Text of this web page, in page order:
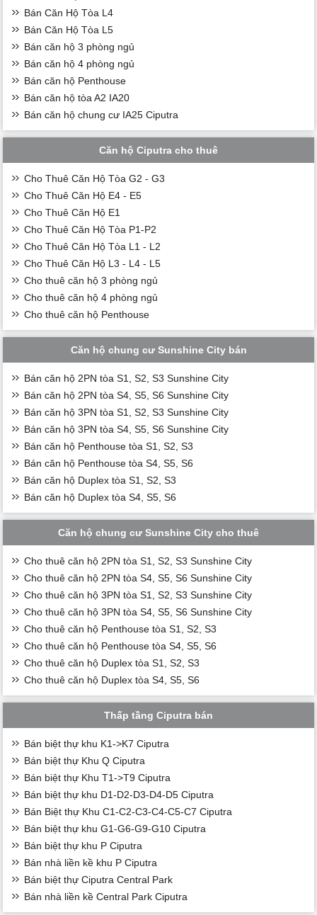
Bán Căn Hộ Tòa L4
Bán Căn Hộ Tòa L5
Bán căn hộ 3 phòng ngủ
Bán căn hộ 4 phòng ngủ
Bán căn hộ Penthouse
Bán căn hộ tòa A2 IA20
Bán căn hộ chung cư IA25 Ciputra
Căn hộ Ciputra cho thuê
Cho Thuê Căn Hộ Tòa G2 - G3
Cho Thuê Căn Hộ E4 - E5
Cho Thuê Căn Hộ E1
Cho Thuê Căn Hộ Tòa P1-P2
Cho Thuê Căn Hộ Tòa L1 - L2
Cho Thuê Căn Hộ L3 - L4 - L5
Cho thuê căn hộ 3 phòng ngủ
Cho thuê căn hộ 4 phòng ngủ
Cho thuê căn hộ Penthouse
Căn hộ chung cư Sunshine City bán
Bán căn hộ 2PN tòa S1, S2, S3 Sunshine City
Bán căn hộ 2PN tòa S4, S5, S6 Sunshine City
Bán căn hộ 3PN tòa S1, S2, S3 Sunshine City
Bán căn hộ 3PN tòa S4, S5, S6 Sunshine City
Bán căn hộ Penthouse tòa S1, S2, S3
Bán căn hộ Penthouse tòa S4, S5, S6
Bán căn hộ Duplex tòa S1, S2, S3
Bán căn hộ Duplex tòa S4, S5, S6
Căn hộ chung cư Sunshine City cho thuê
Cho thuê căn hộ 2PN tòa S1, S2, S3 Sunshine City
Cho thuê căn hộ 2PN tòa S4, S5, S6 Sunshine City
Cho thuê căn hộ 3PN tòa S1, S2, S3 Sunshine City
Cho thuê căn hộ 3PN tòa S4, S5, S6 Sunshine City
Cho thuê căn hộ Penthouse tòa S1, S2, S3
Cho thuê căn hộ Penthouse tòa S4, S5, S6
Cho thuê căn hộ Duplex tòa S1, S2, S3
Cho thuê căn hộ Duplex tòa S4, S5, S6
Thấp tầng Ciputra bán
Bán biệt thự khu K1->K7 Ciputra
Bán biệt thự Khu Q Ciputra
Bán biệt thự Khu T1->T9 Ciputra
Bán biệt thự khu D1-D2-D3-D4-D5 Ciputra
Bán Biệt thự Khu C1-C2-C3-C4-C5-C7 Ciputra
Bán biệt thự khu G1-G6-G9-G10 Ciputra
Bán biệt thự khu P Ciputra
Bán nhà liền kề khu P Ciputra
Bán biệt thự Ciputra Central Park
Bán nhà liền kề Central Park Ciputra